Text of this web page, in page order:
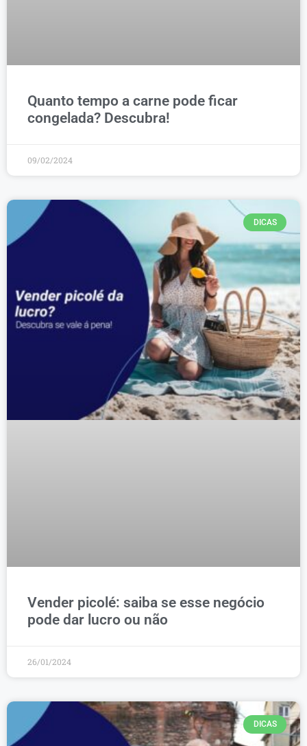
Quanto tempo a carne pode ficar
congelada? Descubra!
09/02/2024
DICAS
Vender picolé: saiba se esse negócio
pode dar lucro ou não
26/01/2024
DICAS